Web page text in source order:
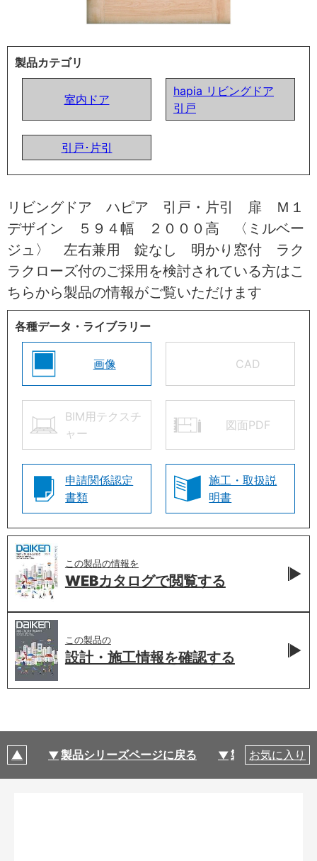
製品カテゴリ
室内ドア
hapia リビングドア
引戸
引戸･片引
リビングドア ハピア 引戸・片引 扉 Ｍ１
デザイン ５９４幅 ２０００高 〈ミルベー
ジュ〉 左右兼用 錠なし 明かり窓付 ラク
ラクローズ付のご採用を検討されている方はこ
ちらから製品の情報がご覧いただけます
各種データ・ライブラリー
画像 CAD
BIM用テクスチ
ャー
図面PDF
申請関係認定
書類
施工・取扱説
明書
この製品の情報を
WEBカタログで閲覧する
この製品の
設計・施工情報を確認する
製品シリーズページに戻る 製品仕様
お気に入り